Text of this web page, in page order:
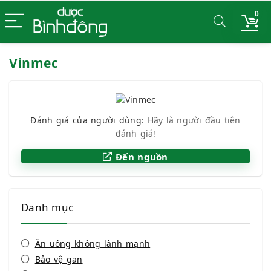
0
Vinmec
Đánh giá của người dùng: Hãy là người đầu tiên
đánh giá!
Đến nguồn
Danh mục
Ăn uống không lành mạnh
Bảo vệ gan